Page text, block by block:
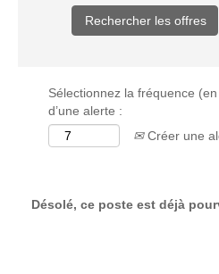
Sélectionnez la fréquence
d’une alerte :
Créer une
Désolé, ce poste est déjà